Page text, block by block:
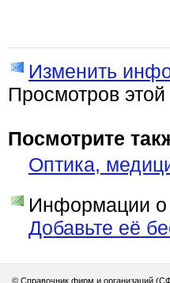
Изменить
Просмотров
Посмотрите
Оптика,
Информации о
Добавьте её
© Справочник фирм и организаций